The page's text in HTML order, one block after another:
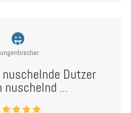
Dutzer
nuschelnd ...